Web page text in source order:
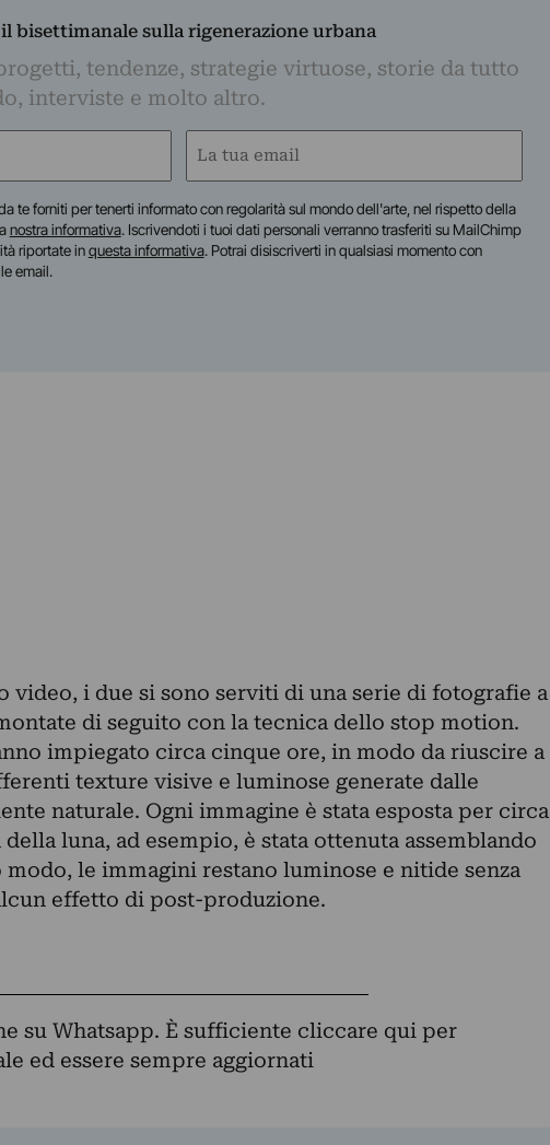
bisettimanale sulla rigenerazione urbana
tendenze, strategie virtuose, storie da tutto
interviste e molto altro.
Email
te forniti per tenerti informato con regolarità sul mondo dell'arte, nel rispetto della
nostra informativa. Iscrivendoti i tuoi dati personali verranno trasferiti su MailChimp
riportate inquesta informativa. Potrai disiscriverti in qualsiasi momento con
email.
video, i due si sono serviti di una serie di fotografie a
di seguito con la tecnica dello stop motion.
impiegato circa cinque ore, in modo da riuscire a
texture visive e luminose generate dalle
naturale. Ogni immagine è stata esposta per circa
della luna, ad esempio, è stata ottenuta assemblando
modo, le immagini restano luminose e nitide senza
effetto di post-produzione.
su Whatsapp. È sufficiente cliccare qui per
ed essere sempre aggiornati